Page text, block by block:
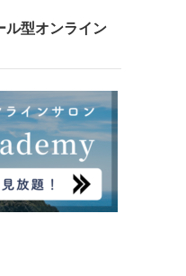
ル型オンライン